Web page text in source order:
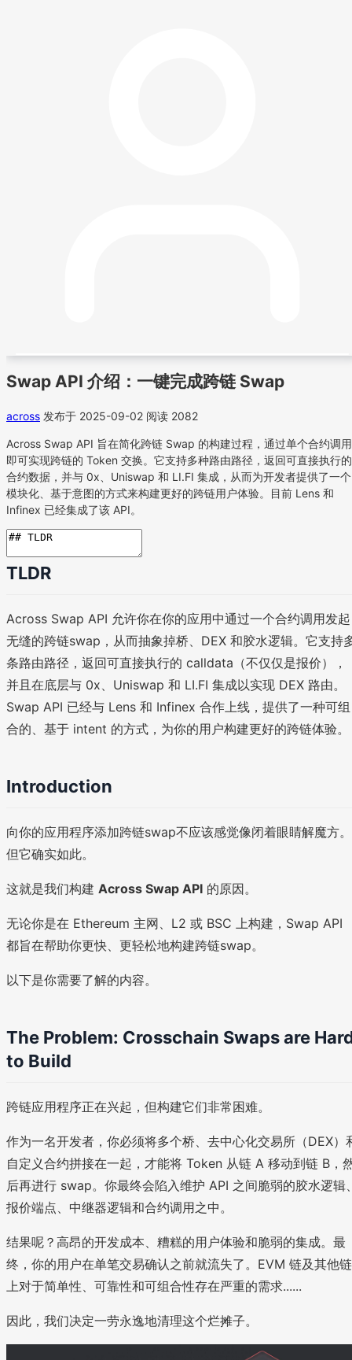
Swap API 介绍：一键完成跨链 Swap
across 发布于 2025-09-02 阅读 2082
Across Swap API 旨在简化跨链 Swap 的构建过程，通过单个合约调用
即可实现跨链的 Token 交换。它支持多种路由路径，返回可直接执行的
合约数据，并与 0x、Uniswap 和 LI.FI 集成，从而为开发者提供了一个
模块化、基于意图的方式来构建更好的跨链用户体验。目前 Lens 和
Infinex 已经集成了该 API。
TLDR
Across Swap API 允许你在你的应用中通过一个合约调用发起
无缝的跨链swap，从而抽象掉桥、DEX 和胶水逻辑。它支持
条路由路径，返回可直接执行的 calldata（不仅仅是报价），
并且在底层与 0x、Uniswap 和 LI.FI 集成以实现 DEX 路由。
Swap API 已经与 Lens 和 Infinex 合作上线，提供了一种可组
合的、基于 intent 的方式，为你的用户构建更好的跨链体验。
Introduction
向你的应用程序添加跨链swap不应该感觉像闭着眼睛解魔方。
但它确实如此。
这就是我们构建 Across Swap API 的原因。
无论你是在 Ethereum 主网、L2 或 BSC 上构建，Swap API
都旨在帮助你更快、更轻松地构建跨链swap。
以下是你需要了解的内容。
The Problem: Crosschain Swaps are
to Build
跨链应用程序正在兴起，但构建它们非常困难。
作为一名开发者，你必须将多个桥、去中心化交易所（DEX）
自定义合约拼接在一起，才能将 Token 从链 A 移动到链 B，
后再进行 swap。你最终会陷入维护 API 之间脆弱的胶水逻辑
报价端点、中继器逻辑和合约调用之中。
结果呢？高昂的开发成本、糟糕的用户体验和脆弱的集成。最
终，你的用户在单笔交易确认之前就流失了。EVM 链及其他链
上对于简单性、可靠性和可组合性存在严重的需求......
因此，我们决定一劳永逸地清理这个烂摊子。